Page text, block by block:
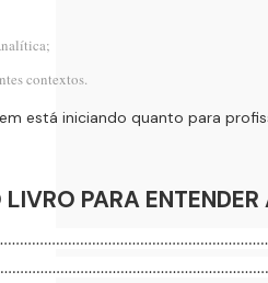
contextos.
está iniciando quanto para
PARA